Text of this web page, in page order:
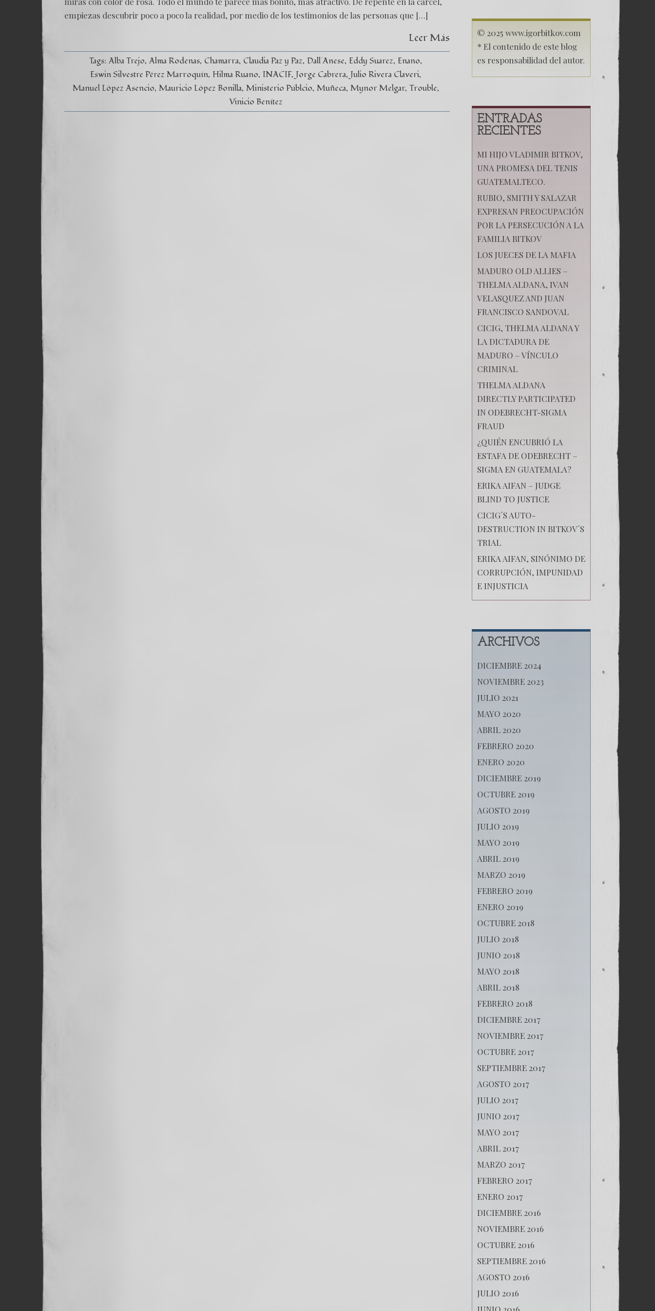
empiezas descubrir poco a poco la realidad, por medio de los testimonios de las personas que […]
Leer Más
Tags: Alba Trejo Alma Rodenas Chamarra Claudia Paz y Paz Dall´Anese Eddy Suarez Enano
Eswin Silvestre Pérez Marroquín Hilma Ruano INACIF Jorge Cabrera Julio Rivera Claveri
Manuel López Asencio Mauricio López Bonilla Ministerio Públcio Muñeca Mynor Melgar Trouble
Vinicio Benítez
© 2025 www.igorbitkov.com
* El contenido de este blog
es responsabilidad del autor.
ENTRADAS
RECIENTES
MI HIJO VLADIMIR BITKOV,
UNA PROMESA DEL TENIS
GUATEMALTECO.
RUBIO, SMITH Y SALAZAR
EXPRESAN PREOCUPACIÓN
POR LA PERSECUCIÓN A LA
FAMILIA BITKOV
LOS JUECES DE LA MAFIA
MADURO OLD ALLIES –
THELMA ALDANA, IVAN
VELASQUEZ AND JUAN
FRANCISCO SANDOVAL
CICIG, THELMA ALDANA Y
LA DICTADURA DE
MADURO – VÍNCULO
CRIMINAL
THELMA ALDANA
DIRECTLY PARTICIPATED
IN ODEBRECHT-SIGMA
FRAUD
¿QUIÉN ENCUBRIÓ LA
ESTAFA DE ODEBRECHT –
SIGMA EN GUATEMALA?
ERIKA AIFAN – JUDGE
BLIND TO JUSTICE
CICIG´S AUTO-
DESTRUCTION IN BITKOV´S
TRIAL
ERIKA AIFAN, SINÓNIMO DE
CORRUPCIÓN, IMPUNIDAD
E INJUSTICIA
ARCHIVOS
DICIEMBRE 2024
NOVIEMBRE 2023
JULIO 2021
MAYO 2020
ABRIL 2020
FEBRERO 2020
ENERO 2020
DICIEMBRE 2019
OCTUBRE 2019
AGOSTO 2019
JULIO 2019
MAYO 2019
ABRIL 2019
MARZO 2019
FEBRERO 2019
ENERO 2019
OCTUBRE 2018
JULIO 2018
JUNIO 2018
MAYO 2018
ABRIL 2018
FEBRERO 2018
DICIEMBRE 2017
NOVIEMBRE 2017
OCTUBRE 2017
SEPTIEMBRE 2017
AGOSTO 2017
JULIO 2017
JUNIO 2017
MAYO 2017
ABRIL 2017
MARZO 2017
FEBRERO 2017
ENERO 2017
DICIEMBRE 2016
NOVIEMBRE 2016
OCTUBRE 2016
SEPTIEMBRE 2016
AGOSTO 2016
JULIO 2016